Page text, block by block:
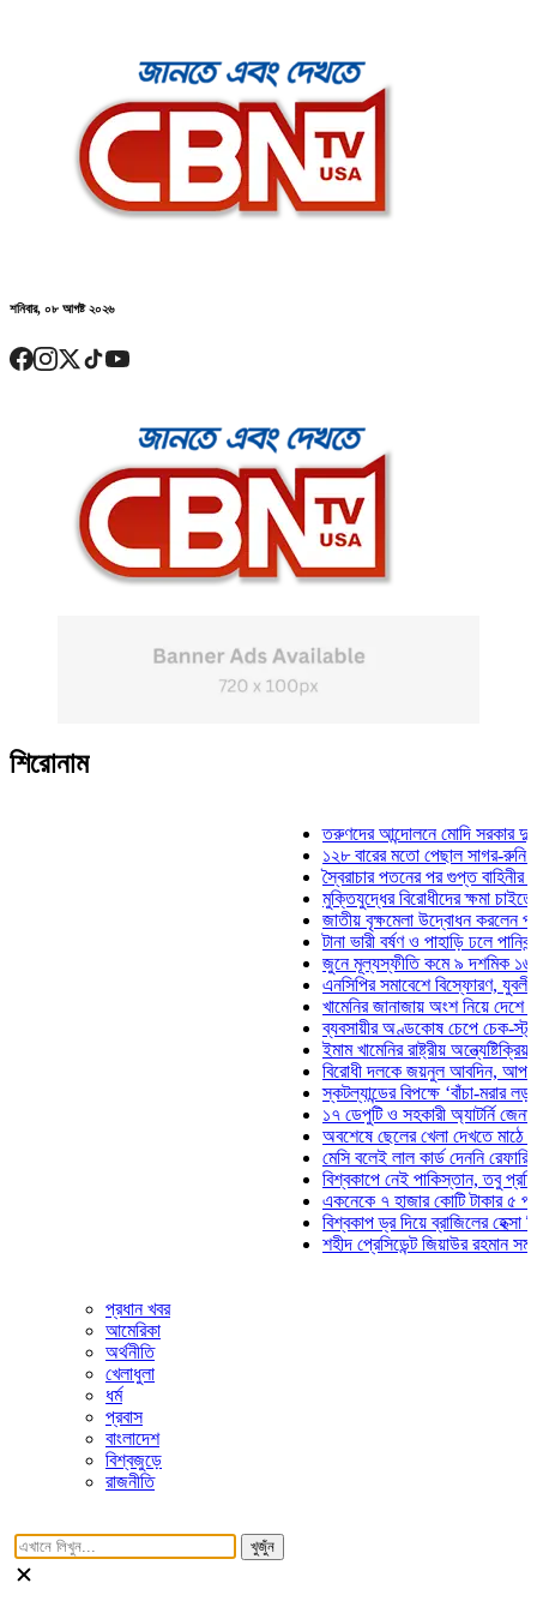
শনিবার, ০৮ আগষ্ট ২০২৬
শিরোনাম
তরুণদের আন্দোলনে মোদি সরকার দুর্বল
১২৮ বারের মতো পেছাল সাগর-রুনি হত্যা
স্বৈরাচার পতনের পর গুপ্ত বাহিনীর
মুক্তিযুদ্ধের বিরোধীদের ক্ষমা চাইতে হবে:
জাতীয় বৃক্ষমেলা উদ্বোধন করলেন
টানা ভারী বর্ষণ ও পাহাড়ি ঢলে পানিবন্দি
জুনে মূল্যস্ফীতি কমে ৯ দশমিক ১৬ শতাংশ
এনসিপির সমাবেশে বিস্ফোরণ, যুবলীগের
খামেনির জানাজায় অংশ নিয়ে দেশে
ব্যবসায়ীর অণ্ডকোষ চেপে চেক-স্ট্যাম্পে
ইমাম খামেনির রাষ্ট্রীয় অন্ত্যেষ্টিক্রিয়ায়
বিরোধী দলকে জয়নুল আবদিন, আপনারা ৭১
স্কটল্যান্ডের বিপক্ষে ‘বাঁচা-মরার লড়াইয়ে’
১৭ ডেপুটি ও সহকারী অ্যাটর্নি জেনারেলের
অবশেষে ছেলের খেলা দেখতে মাঠে
মেসি বলেই লাল কার্ড দেননি রেফারি! ফাউল
বিশ্বকাপে নেই পাকিস্তান, তবু প্রতিটি
একনেকে ৭ হাজার কোটি টাকার ৫
বিশ্বকাপ ড্র দিয়ে ব্রাজিলের হেক্সা মিশন
শহীদ প্রেসিডেন্ট জিয়াউর রহমান সমাধিতে
প্রধান খবর
আমেরিকা
অর্থনীতি
খেলাধুলা
ধর্ম
প্রবাস
বাংলাদেশ
বিশ্বজুড়ে
রাজনীতি
খুজুঁন